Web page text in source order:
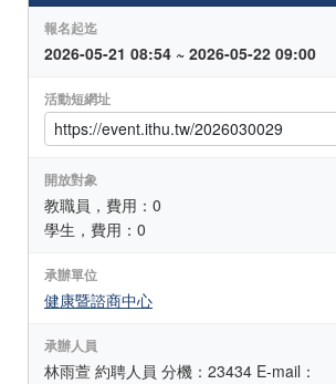
報名起迄
2026-05-21 08:54 ~ 2026-05-22 09:00
活動短網址
開放對象
教職員，費用：0
學生，費用：0
承辦單位
健康暨諮商中心
承辦人員
林雨萱 約聘人員 分機：23434 E-mail：